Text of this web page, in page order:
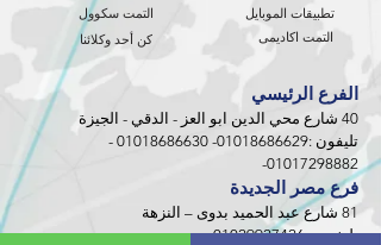
التمت سكوول
كن أحد وكلائنا
تطبيقات الموبايل
التمت اكاديمى
الفرع الرئيسي
40 شارع محي الدين ابو العز - الدقي - الجيزة
تليفون :01018686629
-
01018686630
-
01017298882
-
فرع مصر الجديدة
81 شارع عبد الحميد بدوى – النزهة
تليفون :01029927426